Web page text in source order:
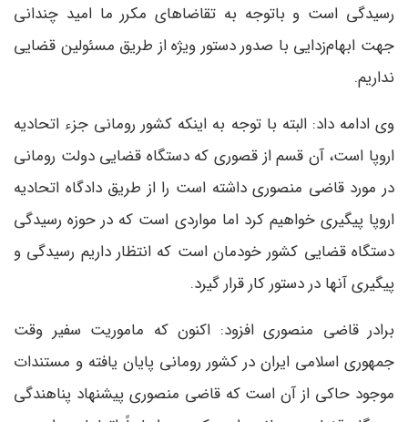
رسیدگی است و باتوجه به تقاضاهای مکرر ما امید چندانی
جهت ابهام‌زدایی با صدور دستور ویژه از طریق مسئولین قضایی
نداریم.
وی ادامه داد: البته با توجه به اینکه کشور رومانی جزء اتحادیه
اروپا است، آن قسم از قصوری که دستگاه قضایی دولت رومانی
در مورد قاضی منصوری داشته است را از طریق دادگاه اتحادیه
اروپا پیگیری خواهیم کرد اما مواردی است که در حوزه رسیدگی
دستگاه قضایی کشور خودمان است که انتظار داریم رسیدگی و
پیگیری آنها در دستور کار قرار گیرد.
برادر قاضی منصوری افزود: اکنون که ماموریت سفیر وقت
جمهوری اسلامی ایران در کشور رومانی پایان یافته و مستندات
موجود حاکی از آن است که قاضی منصوری پیشنهاد پناهندگی